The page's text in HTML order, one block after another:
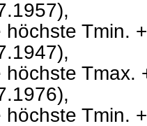
Tmin.
Tmax.
Tmin.